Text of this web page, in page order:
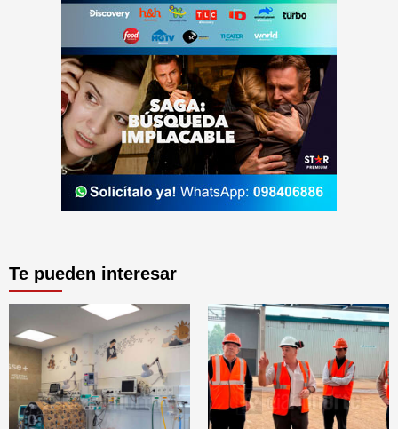
Te pueden interesar